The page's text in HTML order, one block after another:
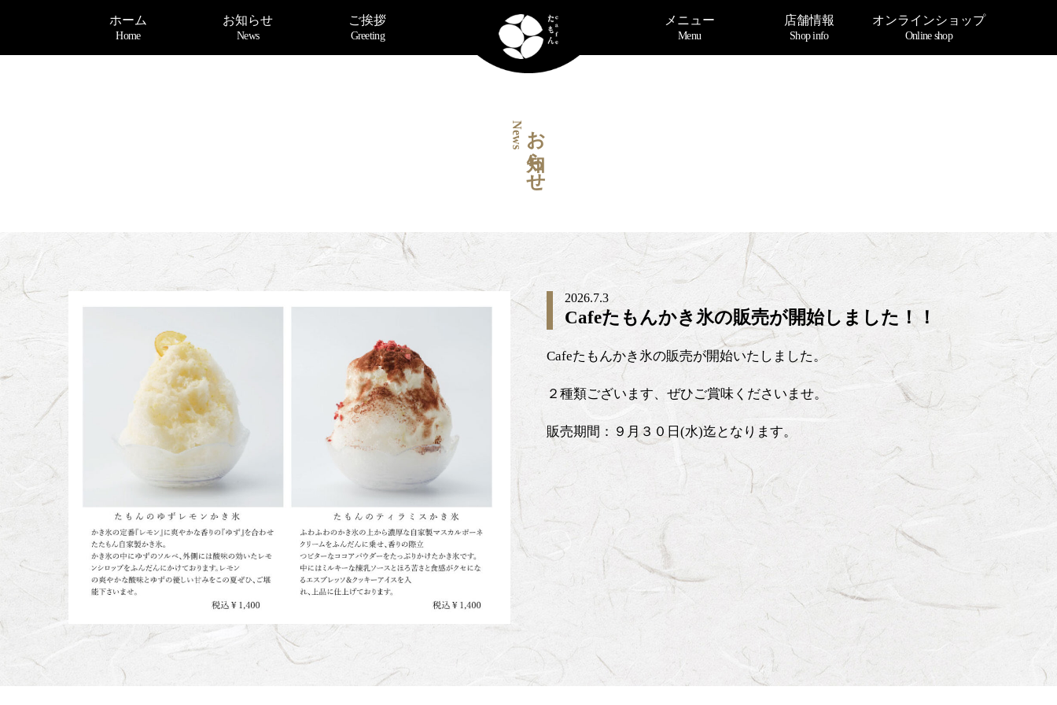
ホーム
Home
お知らせ
News
ご挨拶
Greeting
メニュー
Menu
店舗情報
Shop info
オンラインショップ
Online shop
お知らせ
News
2026.7.3
Cafeたもんかき氷の販売が開始しました！！
Cafeたもんかき氷の販売が開始いたしました。
２種類ございます、ぜひご賞味くださいませ。
販売期間：９月３０日(水)迄となります。